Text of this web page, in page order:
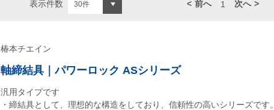
表示件数 前へ 1 次へ
椿本チエイン
軸締結具｜パワーロック ASシリーズ
汎用タイプです
・締結具として、理想的な構造をしており、信頼性の高いシリーズです。